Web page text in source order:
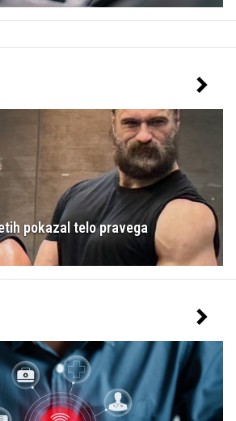
pokazal telo pravega